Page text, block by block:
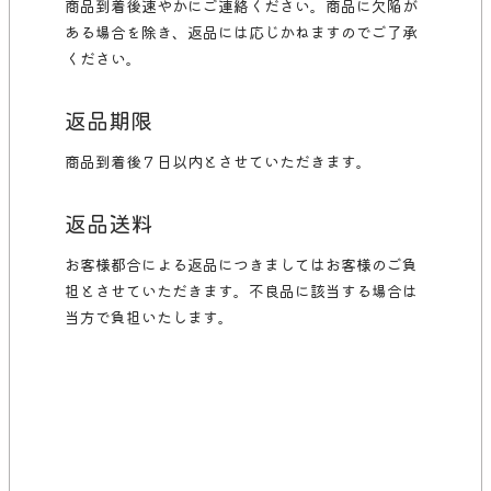
商品到着後速やかにご連絡ください。商品に欠陥が
ある場合を除き、返品には応じかねますのでご了承
ください。
返品期限
商品到着後７日以内とさせていただきます。
返品送料
お客様都合による返品につきましてはお客様のご負
担とさせていただきます。不良品に該当する場合は
当方で負担いたします。